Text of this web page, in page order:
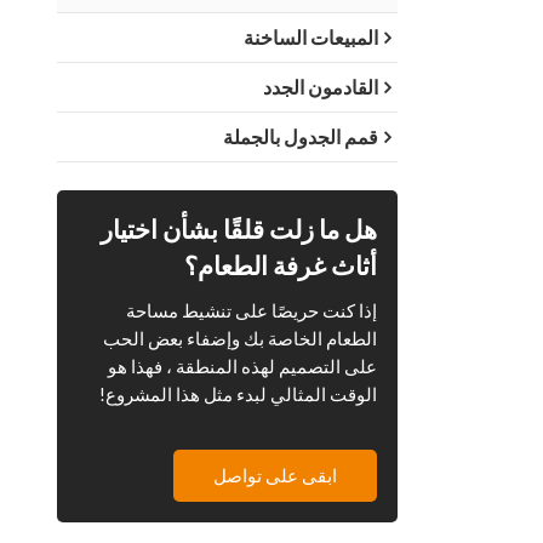
المبيعات الساخنة
القادمون الجدد
قمم الجدول بالجملة
هل ما زلت قلقًا بشأن اختيار
أثاث غرفة الطعام؟
إذا كنت حريصًا على تنشيط مساحة
الطعام الخاصة بك وإضفاء بعض الحب
على التصميم لهذه المنطقة ، فهذا هو
الوقت المثالي لبدء مثل هذا المشروع!
ابقى على تواصل